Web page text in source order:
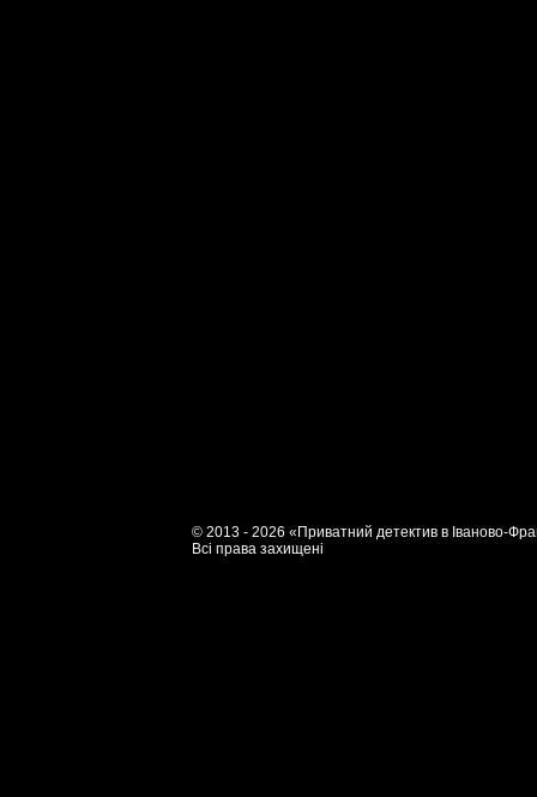
© 2013 - 2026 «Приватний детектив в Іваново-
Всі права захищені